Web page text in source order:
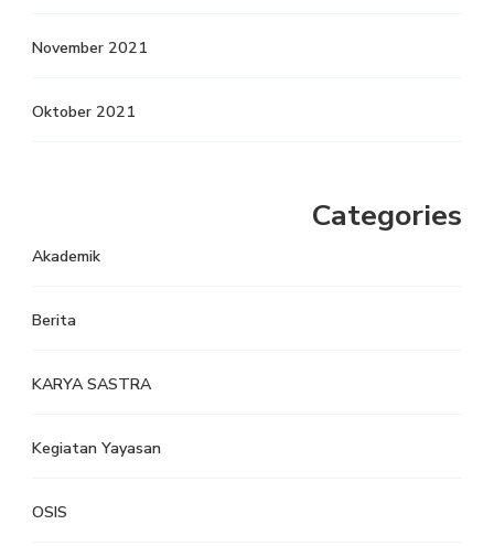
November 2021
Oktober 2021
Categories
Akademik
Berita
KARYA SASTRA
Kegiatan Yayasan
OSIS